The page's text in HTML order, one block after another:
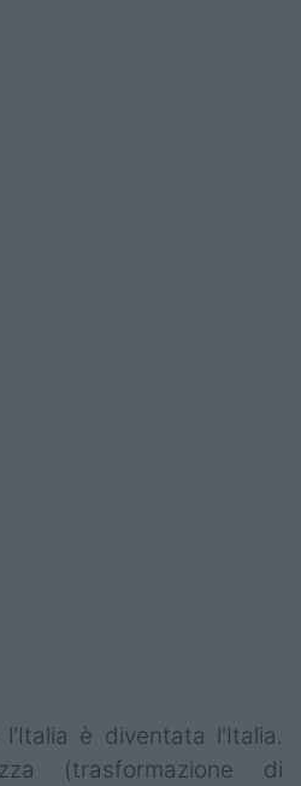
è diventata l'Italia.
(trasformazione di